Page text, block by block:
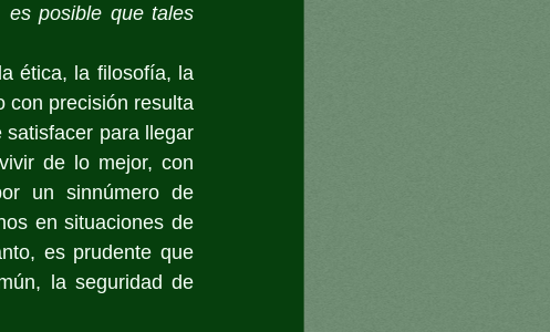
es posible que tales
ética, la filosofía, la
con precisión resulta
para llegar
de lo mejor, con
un sinnúmero de
en situaciones de
es prudente que
la seguridad de